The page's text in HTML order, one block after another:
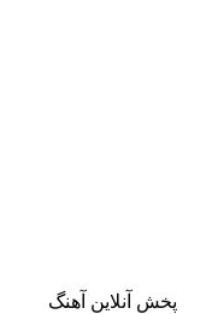
پخش آنلاین آهنگ